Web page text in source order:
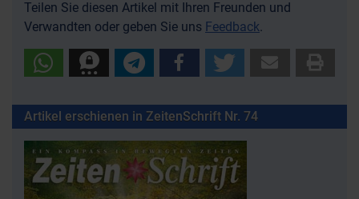
Teilen Sie diesen Artikel mit Ihren Freunden und
Verwandten oder geben Sie uns Feedback.
Artikel erschienen in ZeitenSchrift Nr. 74